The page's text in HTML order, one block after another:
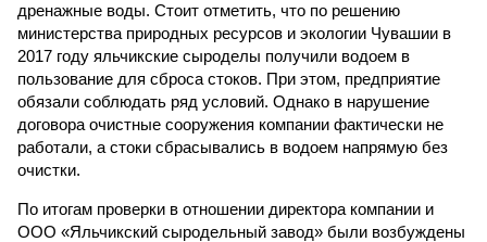
дренажные воды. Стоит отметить, что по решению
министерства природных ресурсов и экологии Чувашии в
2017 году яльчикские сыроделы получили водоем в
пользование для сброса стоков. При этом, предприятие
обязали соблюдать ряд условий. Однако в нарушение
договора очистные сооружения компании фактически не
работали, а стоки сбрасывались в водоем напрямую без
очистки.
По итогам проверки в отношении директора компании и
ООО «Яльчикский сыродельный завод» были возбуждены